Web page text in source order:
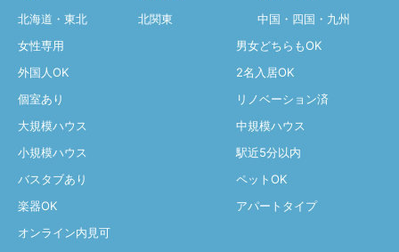
北海道・東北
北関東
中国・四国・九州
女性専用
男女どちらもOK
外国人OK
2名入居OK
個室あり
リノベーション済
大規模ハウス
中規模ハウス
小規模ハウス
駅近5分以内
バスタブあり
ペットOK
楽器OK
アパートタイプ
オンライン内見可